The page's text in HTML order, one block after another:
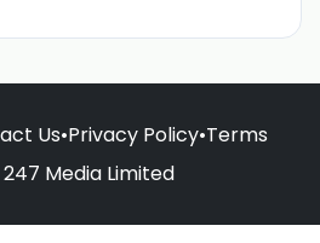
Us•Privacy Policy•Terms
Media Limited